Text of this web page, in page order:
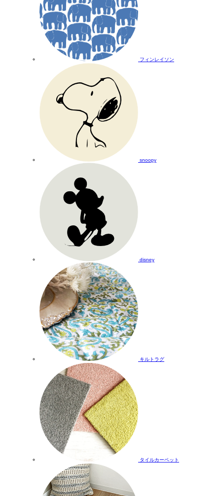
フィンレイソン
snoopy
disney
キルトラグ
タイルカーペット